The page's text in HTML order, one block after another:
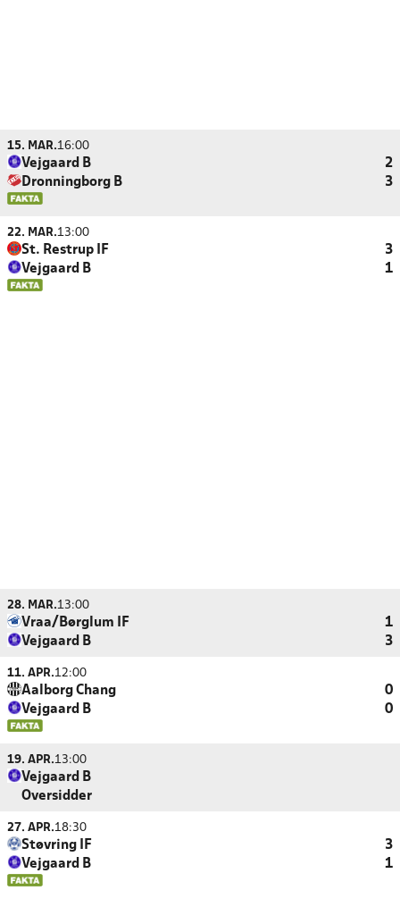
15. MAR.16:00
Vejgaard B
2
Dronningborg B
3
22. MAR.13:00
St. Restrup IF
3
Vejgaard B
1
28. MAR.13:00
Vraa/Børglum IF
1
Vejgaard B
3
11. APR.12:00
Aalborg Chang
0
Vejgaard B
0
19. APR.13:00
Vejgaard B
Oversidder
27. APR.18:30
Støvring IF
3
Vejgaard B
1